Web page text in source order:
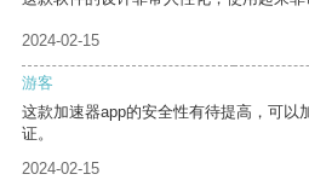
2024-02-15
游客
这款加速器app的安全性有待提高，可以
证。
2024-02-15